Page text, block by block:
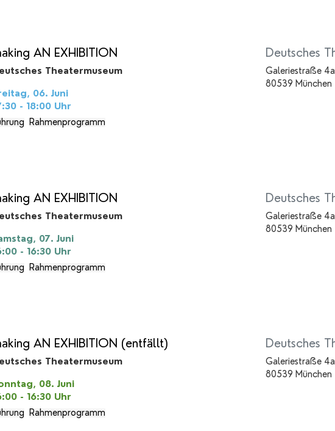
AN EXHIBITION
Theatermuseum
06. Juni
- 18:00 Uhr
Rahmenprogramm
Deutsches
Galeriestraße 4a
80539 München
AN EXHIBITION
Theatermuseum
07. Juni
- 16:30 Uhr
Rahmenprogramm
Deutsches
Galeriestraße 4a
80539 München
AN EXHIBITION (entfällt)
Theatermuseum
08. Juni
- 16:30 Uhr
Rahmenprogramm
Deutsches
Galeriestraße 4a
80539 München